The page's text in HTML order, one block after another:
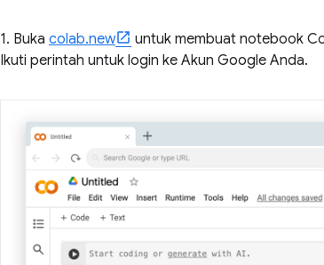
1. Buka colab.new
untuk membuat notebook
Ikuti perintah untuk login ke Akun Google Anda.